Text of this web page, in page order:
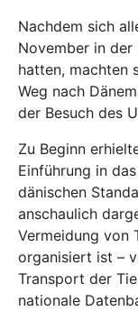
Nachdem sich
November in
hatten, machten
Weg nach
der Besuch des
Zu Beginn
Einführung in
dänischen
anschaulich
Vermeidung von
organisiert ist –
Transport der
nationale